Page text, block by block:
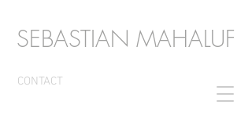
CONTACT
SEBASTIAN MAHALUF